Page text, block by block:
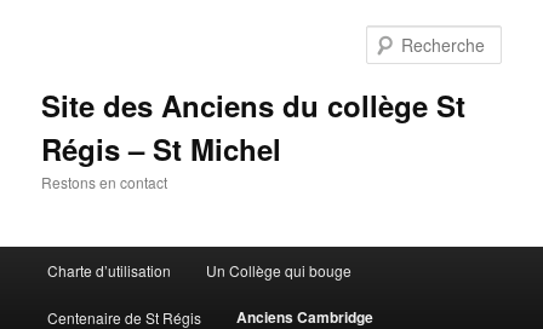
Site des Anciens du collège St
Régis – St Michel
Restons en contact
principal
Charte d’utilisation Un Collège qui bouge
Centenaire de St Régis Anciens Cambridge